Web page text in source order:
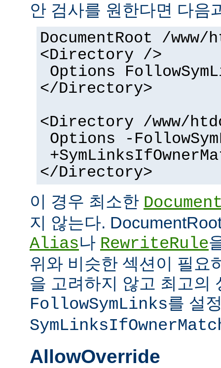
안 검사를 원한다면 다음
DocumentRoot /www/
<Directory />
Options
</Directory>
<Directory /www/
Options -
</Directory>
이 경우 최소한
지 않는다.
Alias나 RewriteRule
위와 비슷한 섹션이 필요
을 고려하지 않고 최고의
FollowSymLinks를 설
AllowOverride